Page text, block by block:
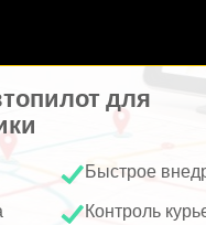
для
Быстрое
Контроль